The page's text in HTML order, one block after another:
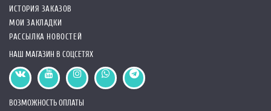
ИСТОРИЯ ЗАКАЗОВ
МОИ ЗАКЛАДКИ
РАССЫЛКА НОВОСТЕЙ
НАШ МАГАЗИН В СОЦСЕТЯХ
ВОЗМОЖНОСТЬ ОПЛАТЫ